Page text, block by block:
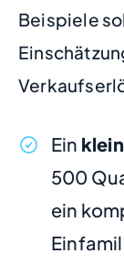
Beispiele
Ein
500
ein